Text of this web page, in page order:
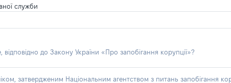
служби
до Закону України «Про запобігання корупції»?
затвердженим Національним агентством з питань запобігання